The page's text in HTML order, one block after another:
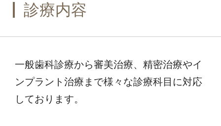
診療内容
一般歯科診療から審美治療、精密治療やイ
ンプラント治療まで様々な診療科目に対応
しております。